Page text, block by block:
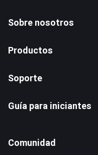
Sobre nosotros
Productos
Soporte
Guía para iniciantes
Comunidad